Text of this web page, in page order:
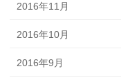
2016年11月
2016年10月
2016年9月